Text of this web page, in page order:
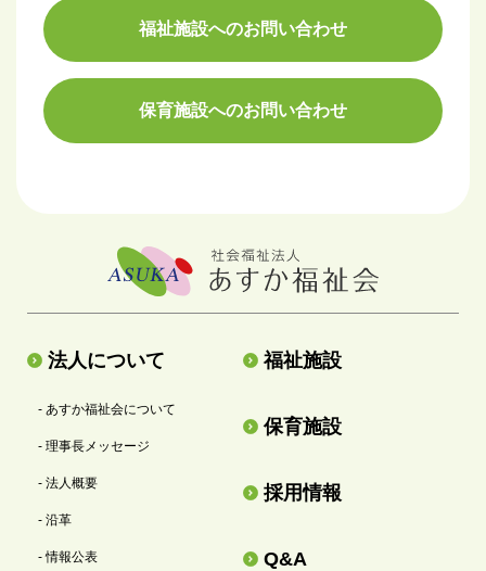
福祉施設へのお問い合わせ
保育施設へのお問い合わせ
法人について
- あすか福祉会について
- 理事長メッセージ
- 法人概要
- 沿革
- 情報公表
福祉施設
保育施設
採用情報
Q&A